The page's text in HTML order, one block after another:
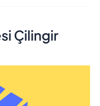
Çilingir